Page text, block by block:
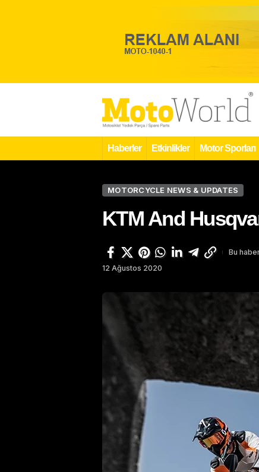
Haberler Etkinlikler Motor Sporları
MOTORCYCLE NEWS & UPDATES
KTM And
12 Ağustos 2020
Bu